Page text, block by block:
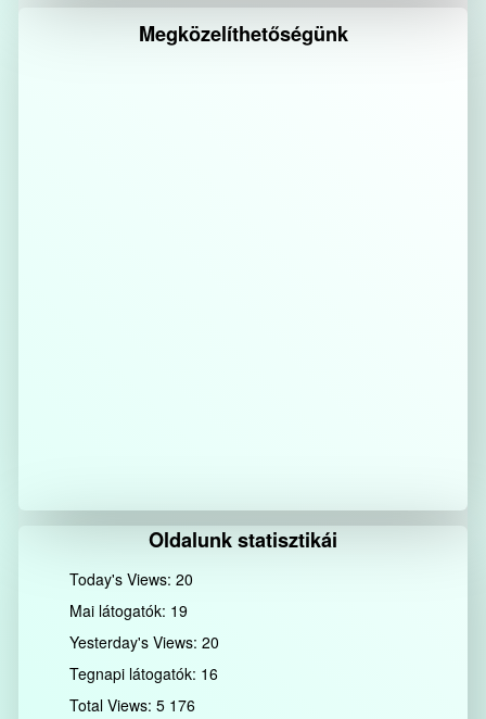
Megközelíthetőségünk
Oldalunk statisztikái
Today's Views:20
Mai látogatók: 19
Yesterday's Views:20
Tegnapi látogatók: 16
Total Views:5 176